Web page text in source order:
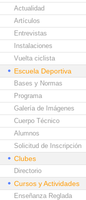
Actualidad
Artículos
Entrevistas
Instalaciones
Vuelta ciclista
Escuela Deportiva
Bases y Normas
Programa
Galería de Imágenes
Cuerpo Técnico
Alumnos
Solicitud de Inscripción
Clubes
Directorio
Cursos y Actividades
Enseñanza Reglada